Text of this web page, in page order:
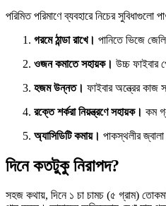
পরিমিত পরিমাণে ব্যবহারে নিচের সুবিধাগুলো
গরমে ঠান্ডা রাখে। পানিতে ভিজে
ওজন কমাতে সহায়ক। উচ্চ ফাইবার
হজম উন্নত। ফাইবার অন্ত্রের কাজ
রক্তে শর্করা নিয়ন্ত্রণে সহায়ক। কম
অ্যাসিডিটি কমায়। পাকস্থলীর
দিনে কতটুকু নিরাপদ?
সহজ কথায়, দিনে ১ চা চামচ (৫ গ্রাম)